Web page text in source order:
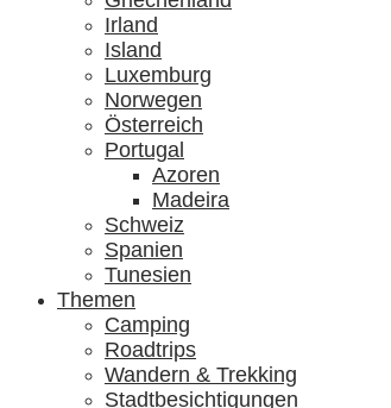
Irland
Island
Luxemburg
Norwegen
Österreich
Portugal
Azoren
Madeira
Schweiz
Spanien
Tunesien
Themen
Camping
Roadtrips
Wandern & Trekking
Stadtbesichtigungen